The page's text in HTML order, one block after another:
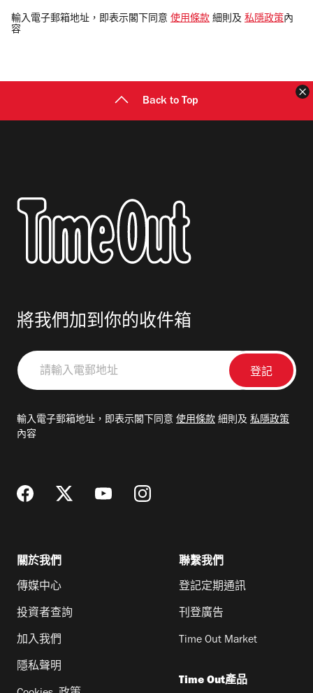
電
郵
輸入電子郵箱地址，即表示閣下同意 使用條款 細則及 私隱政策 內
容
Back to Top
將我們加到你的收件箱
請
輸
郵
輸入電子郵箱地址，即表示閣下同意 使用條款 細則及 私隱政策
內容
關於我們
傳媒中心
投資者查詢
加入我們
隱私聲明
聯繫我們
登記定期通訊
刊登廣告
Time Out Market
Time Out產品